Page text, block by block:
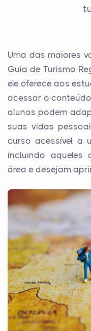
Uma das maiores
Guia de Turismo
ele oferece aos
acessar o
alunos podem
suas vidas
curso acessível a
incluindo
área e desejam